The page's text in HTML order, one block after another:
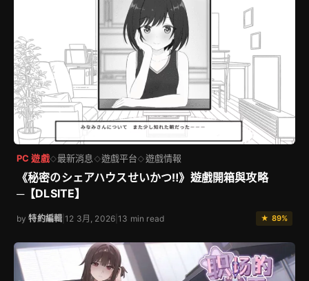
PC 遊戲◇最新消息 ◇遊戲平台◇遊戲情報
《秘密のシェアハウスせいかつ‼》遊戲開箱與攻略
─【DLSITE】
by特約編輯 |12 3月, 2026 |13 min read ★ 89%